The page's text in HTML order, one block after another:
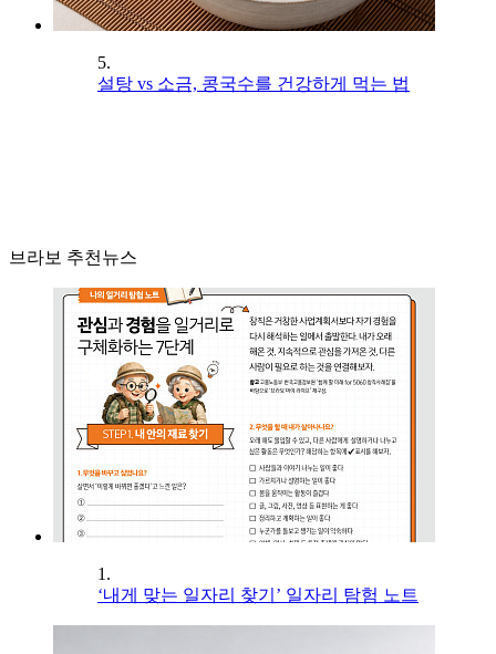
5.
설탕 vs 소금, 콩국수를 건강하게 먹는 법
브라보 추천뉴스
1.
‘내게 맞는 일자리 찾기’ 일자리 탐험 노트